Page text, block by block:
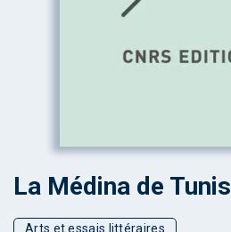
La Médina de Tunis
Arts et essais littéraires